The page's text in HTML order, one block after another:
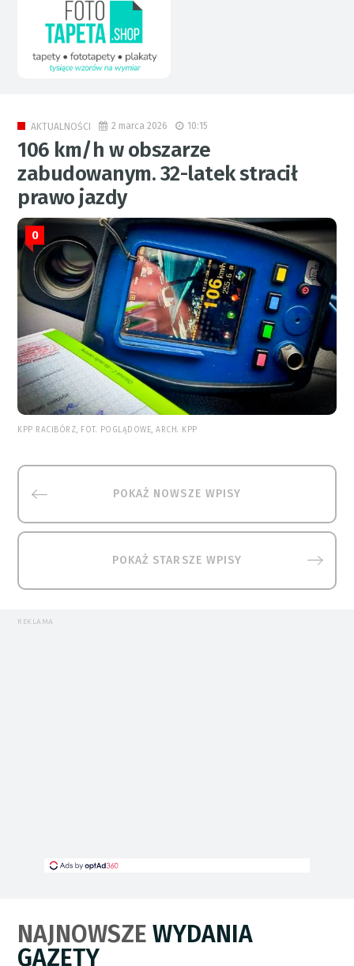
AKTUALNOŚCI 2 marca 2026 10:15
106 km/h w obszarze
zabudowanym. 32-latek stracił
prawo jazdy
0
KPP RACIBÓRZ, FOT. POGLĄDOWE, ARCH. KPP
POKAŻ NOWSZE WPISY
POKAŻ STARSZE WPISY
REKLAMA
NAJNOWSZEWYDANIA
GAZETY